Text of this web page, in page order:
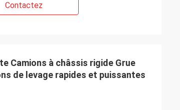
Contactez
Camions à châssis rigide Grue
de levage rapides et puissantes